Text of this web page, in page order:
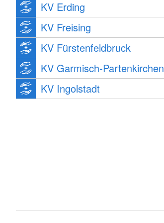
KV Erding
KV Freising
KV Fürstenfeldbruck
KV Garmisch-Partenkirchen
KV Ingolstadt